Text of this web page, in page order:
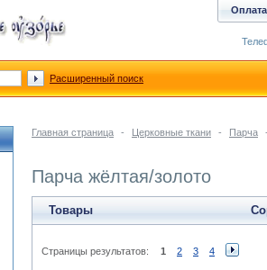
Главная страница - Церковные ткани - Парча
Парча жёлтая/золото
Товары
Страницы результатов: 1 2 3 4
Оплата
Расширенный поиск